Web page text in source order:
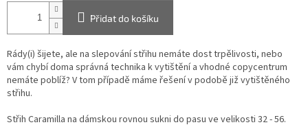
Přidat do košíku
Rády(i) šijete, ale na slepování střihu nemáte dost trpělivosti, nebo
vám chybí doma správná technika k vytištění a vhodné copycentrum
nemáte poblíž? V tom případě máme řešení v podobě již vytištěného
střihu.
Střih Caramilla na dámskou rovnou sukni do pasu ve velikosti 32 - 56.